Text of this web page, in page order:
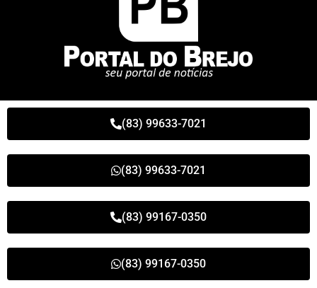
(83) 99633-7021
(83) 99633-7021
(83) 99167-0350
(83) 99167-0350